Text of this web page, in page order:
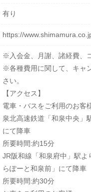
有り
https://
※入会金、月謝、諸経費、
※各種費用に関して、キャ
さい。
【アクセス】
電車・バスをご利用のお客
泉北高速鉄道「和泉中央」
にて降車
所要時間:約15分
JR阪和線「和泉府中」駅
らぽーと和泉前」にて降車
所要時間:約30分